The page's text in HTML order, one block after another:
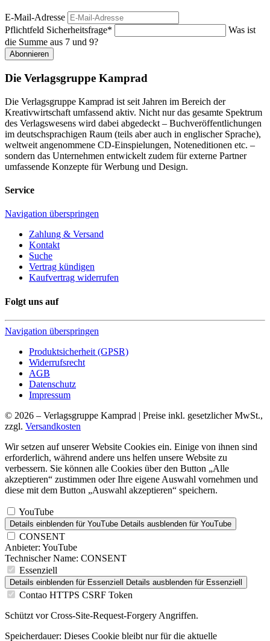
E-Mail-Adresse
Pflichtfeld Sicherheitsfrage*
Was ist
die Summe aus 7 und 9?
Abonnieren
Die Verlagsgruppe Kamprad
Die Verlagsgruppe Kamprad ist seit Jahren im Bereich der
Kreativwirtschaft umfassend aktiv. Nicht nur das gesamte Spektrum
des Verlagswesens wird dabei abgedeckt – Buchveröffentlichungen
im deutschsprachigen Raum (teils aber auch in englischer Sprache),
weltweit angenommene CD-Einspielungen, Noteneditionen etc. –
sondern das Unternehmen entwickelt zudem für externe Partner
umfassende Konzepte für Werbung und Design.
Service
Navigation überspringen
Zahlung & Versand
Kontakt
Suche
Vertrag kündigen
Kaufvertrag widerrufen
Folgt uns auf
Navigation überspringen
Produktsicherheit (GPSR)
Widerrufsrecht
AGB
Datenschutz
Impressum
© 2026 – Verlagsgruppe Kamprad | Preise inkl. gesetzlicher MwSt.,
zzgl. Versandkosten
Wir setzen auf unserer Website Cookies ein. Einige von ihnen sind
erforderlich, während andere uns helfen unsere Website zu
verbessern. Sie können alle Cookies über den Button „Alle
akzeptieren“ zustimmen oder Ihre eigene Auswahl vornehmen und
diese mit dem Button „Auswahl akzeptieren“ speichern.
YouTube
Details einblenden für YouTube Details ausblenden für YouTube
CONSENT
Anbieter: YouTube
Technischer Name: CONSENT
Essenziell
Details einblenden für Essenziell Details ausblenden für Essenziell
Contao HTTPS CSRF Token
Schützt vor Cross-Site-Request-Forgery Angriffen.
Speicherdauer: Dieses Cookie bleibt nur für die aktuelle